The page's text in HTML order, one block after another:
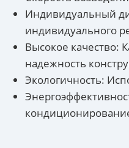
Индивидуальный
индивидуального
Высокое качество:
надежность
Экологичность: